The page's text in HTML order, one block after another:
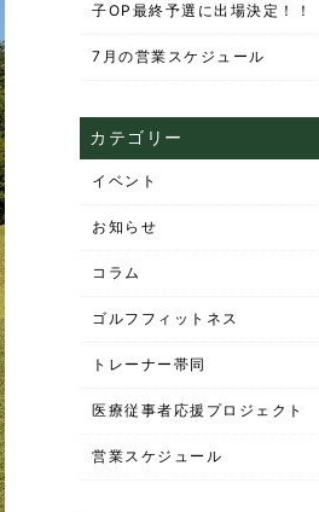
子OP最終予選に出場決定！！
7月の営業スケジュール
カテゴリー
イベント
お知らせ
コラム
ゴルフフィットネス
トレーナー帯同
医療従事者応援プロジェクト
営業スケジュール